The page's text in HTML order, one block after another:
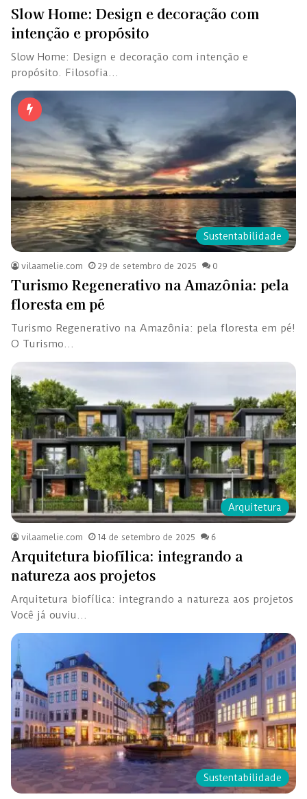
Slow Home: Design e decoração com
intenção e propósito
Slow Home: Design e decoração com intenção e
propósito. Filosofia…
Sustentabilidade
vilaamelie.com 29 de setembro de 2025 0
Turismo Regenerativo na Amazônia: pela
floresta em pé
Turismo Regenerativo na Amazônia: pela floresta em pé!
O Turismo…
Arquitetura
vilaamelie.com 14 de setembro de 2025 6
Arquitetura biofílica: integrando a
natureza aos projetos
Arquitetura biofílica: integrando a natureza aos projetos
Você já ouviu…
Sustentabilidade